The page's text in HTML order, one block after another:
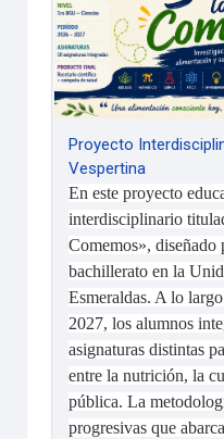
Proyecto
Vespertina
En esteproyecto
interdisciplinario
Comemos», diseñado
bachillerato en la
Esmeraldas. A lo
2027, los alumnos
asignaturas distintas
entre la nutrición, la
pública. La
progresivas que